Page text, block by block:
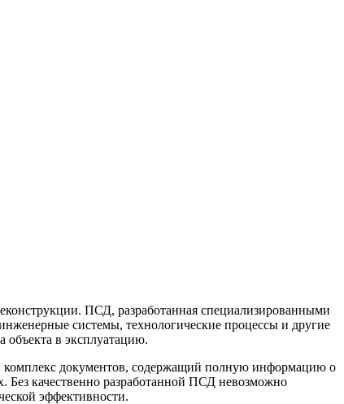
ПСД, разработанная специализированными
системы, технологические процессы и другие
объекта в эксплуатацию.
комплекс документов, содержащий полную информацию о
Без качественно разработанной ПСД невозможно
эффективности.